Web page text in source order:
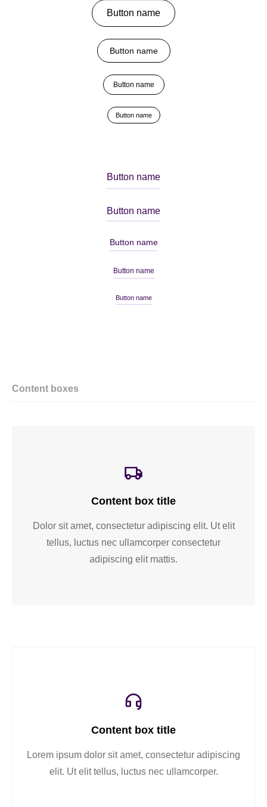
Button name
Button name
Button name
Button name
Button name
Button name
Button name
Button name
Button name
Content boxes
Content box title
Dolor sit amet, consectetur adipiscing elit. Ut elit
tellus, luctus nec ullamcorper consectetur
adipiscing elit mattis.
Content box title
Lorem ipsum dolor sit amet, consectetur adipiscing
elit. Ut elit tellus, luctus nec ullamcorper.